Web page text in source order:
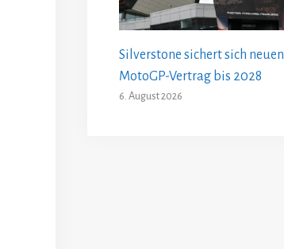
Silverstone sichert sich neuen
MotoGP-Vertrag bis 2028
6. August 2026